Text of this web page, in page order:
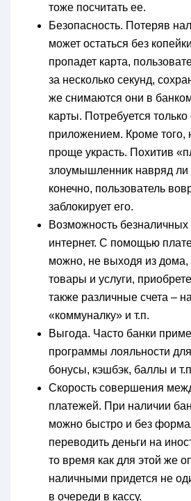
тоже посчитать ее.
Безопасность. Потеряв
может остаться без
пропадет карта,
за несколько секунд,
же снимаются они в
карты. Потребуется
приложением. Кроме того,
проще украсть. Похитив
злоумышленник навряд ли
конечно, пользователь
заблокирует его.
Возможность безналичных
интернет. С помощью
можно, не выходя из дома,
товары и услуги,
также различные счета –
«коммуналку» и т.п.
Выгода. Часто банки
программы лояльности
бонусы, кэшбэк, баллы и
Скорость совершения
платежей. При наличии
можно быстро и без
переводить деньги на
то время как для этой же
наличными придется не
в очереди в кассу.